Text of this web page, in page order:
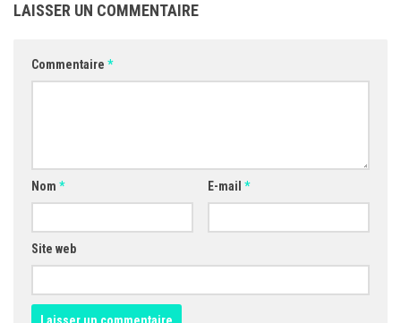
LAISSER UN COMMENTAIRE
Commentaire *
Nom * E-mail *
Site web